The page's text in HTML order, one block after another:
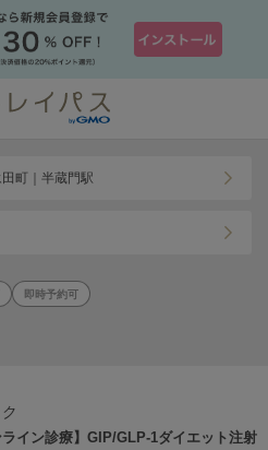
町｜半蔵門駅
即時予約可
ライン診療】GIP/GLP-1ダイエット注射